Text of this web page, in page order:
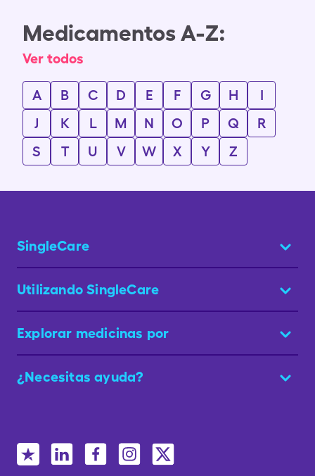
Medicamentos A-Z:
Ver todos
A B C D E F G H
I
J
K L M N O P Q
R
S
T U V W X Y Z
SingleCare
Utilizando SingleCare
Explorar medicinas por
¿Necesitas ayuda?